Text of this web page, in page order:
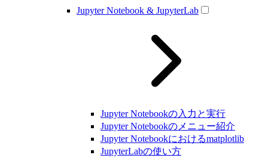
Jupyter Notebook & JupyterLab
Jupyter Notebookの入力と実行
Jupyter Notebookのメニュー紹介
Jupyter Notebookにおけるmatplotlib
JupyterLabの使い方